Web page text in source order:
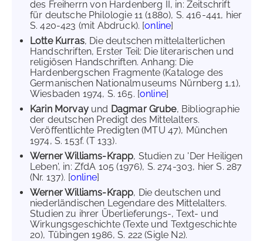
des Freiherrn von Hardenberg II, in: Zeitschrift
für deutsche Philologie 11 (1880), S. 416-441, hier
S. 420-423 (mit Abdruck). [online]
Lotte Kurras, Die deutschen mittelalterlichen
Handschriften, Erster Teil: Die literarischen und
religiösen Handschriften. Anhang: Die
Hardenbergschen Fragmente (Kataloge des
Germanischen Nationalmuseums Nürnberg 1,1),
Wiesbaden 1974, S. 165. [online]
Karin Morvayund Dagmar Grube, Bibliographie
der deutschen Predigt des Mittelalters.
Veröffentlichte Predigten (MTU 47), München
1974, S. 153f. (T 133).
Werner Williams-Krapp, Studien zu 'Der Heiligen
Leben', in: ZfdA 105 (1976), S. 274-303, hier S. 287
(Nr. 137). [online]
Werner Williams-Krapp, Die deutschen und
niederländischen Legendare des Mittelalters.
Studien zu ihrer Überlieferungs-, Text- und
Wirkungsgeschichte (Texte und Textgeschichte
20), Tübingen 1986, S. 222 (Sigle N2).